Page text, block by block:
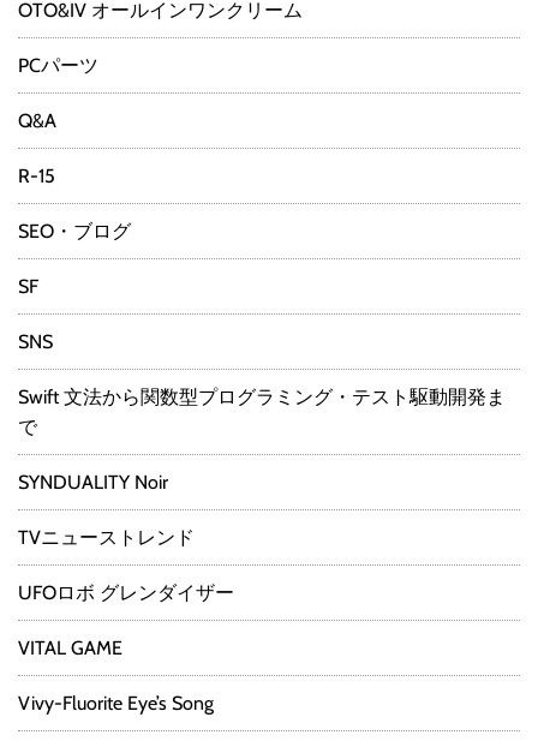
OTO&IV オールインワンクリーム
PCパーツ
Q&A
R-15
SEO・ブログ
SF
SNS
Swift 文法から関数型プログラミング・テスト駆動開発ま
で
SYNDUALITY Noir
TVニューストレンド
UFOロボ グレンダイザー
VITAL GAME
Vivy-Fluorite Eye’s Song